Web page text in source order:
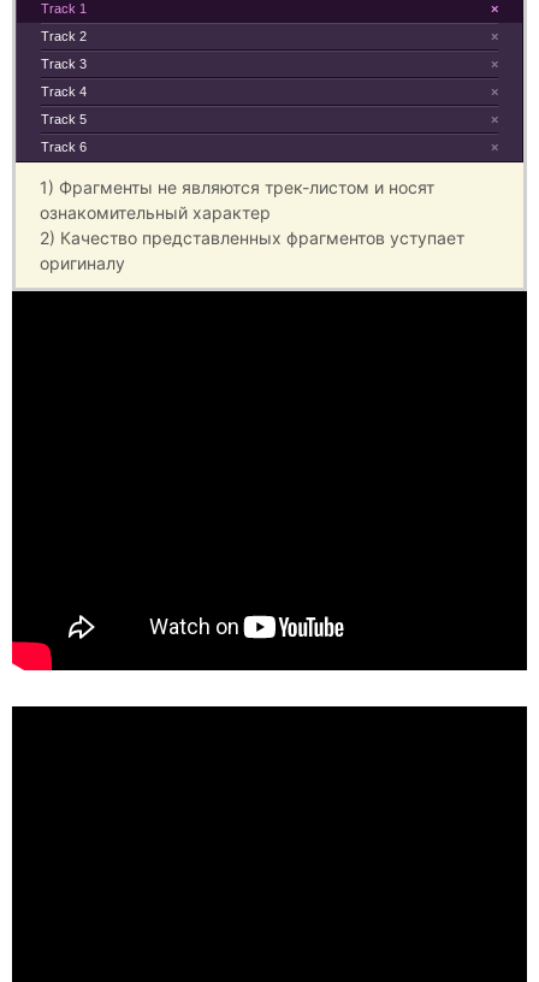
×
Track 1
×
Track 2
×
Track 3
×
Track 4
×
Track 5
×
Track 6
1) Фрагменты не являются трек-листом и носят
ознакомительный характер
2) Качество представленных фрагментов уступает
оригиналу